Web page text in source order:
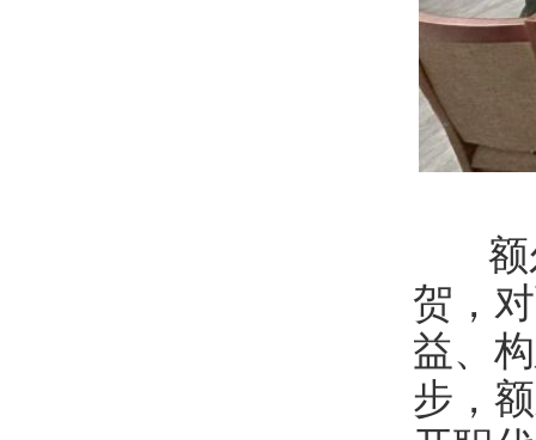
额尔
贺，
益、
步，